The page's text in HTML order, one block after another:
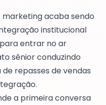
acaba sendo
institucional
entrar no ar
sênior conduzindo
repasses de vendas
a primeira conversa